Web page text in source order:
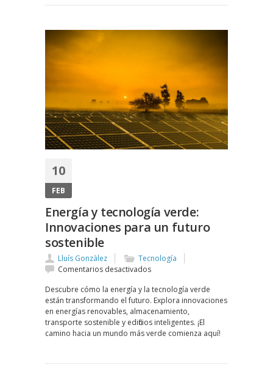
10
FEB
Energía y tecnología verde:
Innovaciones para un futuro
sostenible
Lluís Gonzàlez
Tecnología
Comentarios desactivadosen
y
tecnología
verde:
Innovaciones
para
sostenible
Descubre cómo la energía y la tecnología verde
están transformando el futuro. Explora innovaciones
en energías renovables, almacenamiento,
transporte sostenible y edificios inteligentes. ¡El
camino hacia un mundo más verde comienza aquí!